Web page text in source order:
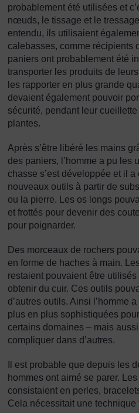
probablement été utilisées et
nœuds, le tissage et le
entendu, ils utilisaient
calebasses, comme récipients
paniers ont probablement été
transporter les produits de
les rapporter en plus grande
devaient également pouvoir
sécurité, pendant leur
plantes.
Après s’être libéré les mains
des paniers, l’homme a pu les
chasse s’est développée et il
nouveaux outils à partir de
ou la pierre. Les os longs
et frottés pour devenir des
pour poignarder.
Des morceaux de rochers
en forme de haches à main.
restaient pouvaient être
obtenir du cuir. Ces outils
d’autres outils. Ainsi l’homme
plus en plus sophistiquées
certains domaines – mais
compliquer dans d’autres.
Il est probable que depuis les
hommes ont aimé se parer.
consistaient en perles,
Cela nécessitait une technique